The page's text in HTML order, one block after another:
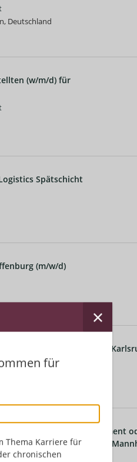
für
Thema Karriere für
chronischen
Deutschland
(w/m/d) für
Spätschicht
(m/w/d)
im Großraum Heidelberg/
Arbeitsmarktmanagement
(Arbeitsort: